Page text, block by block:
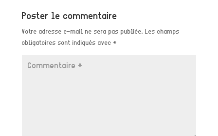
Poster le commentaire
Votre adresse e-mail ne sera pas publiée. Les champs
obligatoires sont indiqués avec *